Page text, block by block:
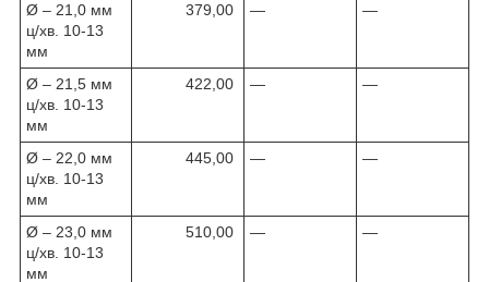
Ø – 21,0 мм
ц/хв. 10-13
мм
379,00 — —
Ø – 21,5 мм
ц/хв. 10-13
мм
422,00 — —
Ø – 22,0 мм
ц/хв. 10-13
мм
445,00 — —
Ø – 23,0 мм
ц/хв. 10-13
мм
510,00 — —